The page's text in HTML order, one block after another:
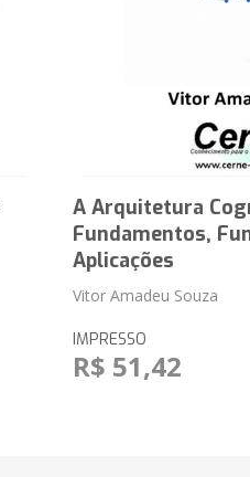
A Arquitetura
Fundamentos,
Aplicações
Vitor Amadeu Souza
IMPRESSO
R$ 51,42